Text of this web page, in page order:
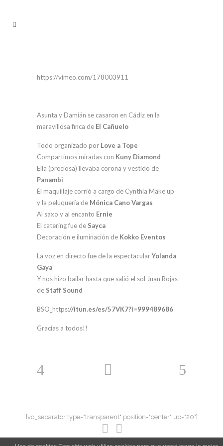
https://vimeo.com/178003911
Asunta y Damián se casaron en Cádiz en la
maravillosa finca de El Cañuelo
Todo organizado por Love a Tope
Compartimos miradas con Kuny Diamond
Ella (preciosa) llevaba corona y vestido de
Panambi
Él maquillaje corrió a cargo de Cynthia Make up
y la peluquería de Mónica Cano Vargas
Al saxo y al encanto Ernie
El catering fue de Sayca
Decoración e iluminación de Kokko Eventos
La voz en directo fue de la espectacularYolanda
Gaya
Y nos hizo bailar hasta que salió el sol Juan Rojas
de Staff Sound
BSO_https://itun.es/es/57VK7?i=999489686
Gracias a todos!!
[vc_separator type="transparent" position="center" up="20"]